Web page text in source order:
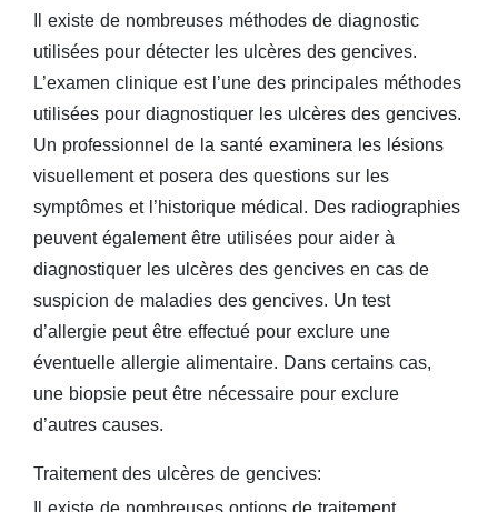
Il existe de nombreuses méthodes de diagnostic
utilisées pour détecter les ulcères des gencives.
L’examen clinique est l’une des principales méthodes
utilisées pour diagnostiquer les ulcères des gencives.
Un professionnel de la santé examinera les lésions
visuellement et posera des questions sur les
symptômes et l’historique médical. Des radiographies
peuvent également être utilisées pour aider à
diagnostiquer les ulcères des gencives en cas de
suspicion de maladies des gencives. Un test
d’allergie peut être effectué pour exclure une
éventuelle allergie alimentaire. Dans certains cas,
une biopsie peut être nécessaire pour exclure
d’autres causes.
Traitement des ulcères de gencives: